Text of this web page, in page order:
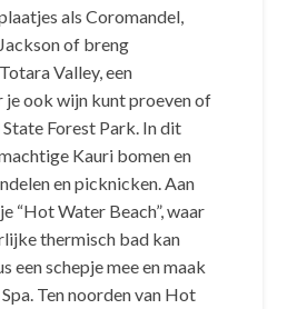
als Coromandel,
of breng
Valley, een
je ook wijn kunt proeven of
Forest Park. In dit
Kauri bomen en
en picknicken. Aan
“Hot Water Beach”, waar
thermisch bad kan
een schepje mee en maak
Ten noorden van Hot